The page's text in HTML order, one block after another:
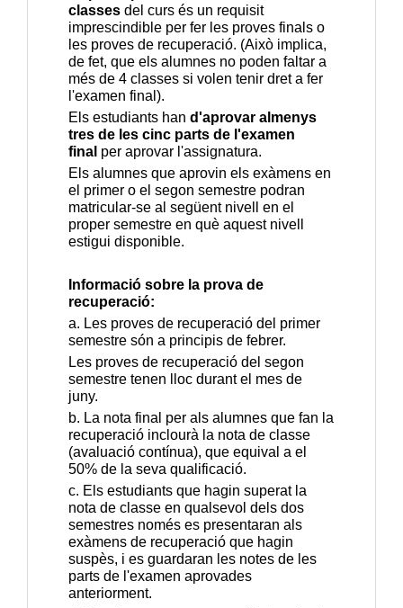
classes del curs és un requisit
imprescindible per fer les proves finals o
les proves de recuperació. (Això implica,
de fet, que els alumnes no poden faltar a
més de 4 classes si volen tenir dret a fer
l'examen final).
Els estudiants han d'aprovar almenys
tres de les cinc parts de l'examen
final per aprovar l'assignatura.
Els alumnes que aprovin els exàmens en
el primer o el segon semestre podran
matricular-se al següent nivell en el
proper semestre en què aquest nivell
estigui disponible.
Informació sobre la prova de
recuperació:
a. Les proves de recuperació del primer
semestre són a principis de febrer.
Les proves de recuperació del segon
semestre tenen lloc durant el mes de
juny.
b. La nota final per als alumnes que fan la
recuperació inclourà la nota de classe
(avaluació contínua), que equival a el
50% de la seva qualificació.
c. Els estudiants que hagin superat la
nota de classe en qualsevol dels dos
semestres només es presentaran als
exàmens de recuperació que hagin
suspès, i es guardaran les notes de les
parts de l'examen aprovades
anteriorment.